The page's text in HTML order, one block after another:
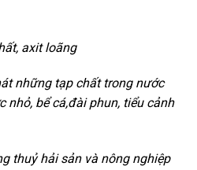
axit loãng
những tạp chất trong nước
nhỏ, bể cá,đài phun, tiểu cảnh
thuỷ hải sản và nông nghiệp